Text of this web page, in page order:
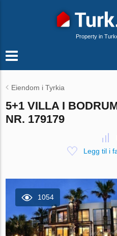
Property in
Eiendom i Tyrkia
5+1 VILLA I
NR. 179179
Legg til i
1054